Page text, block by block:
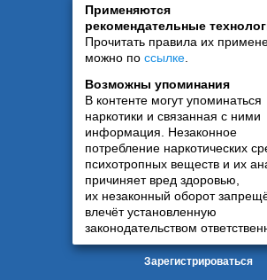
Применяются
рекомендательные
Прочитать правила их
можно по ссылке
Возможны упоминания
В контенте могут упоминаться
наркотики и связанная с ними
информация. Незаконное
потребление наркотических
психотропных веществ и их
причиняет вред здоровью,
их незаконный оборот
влечёт установленную
законодательством
Зарегистрироваться